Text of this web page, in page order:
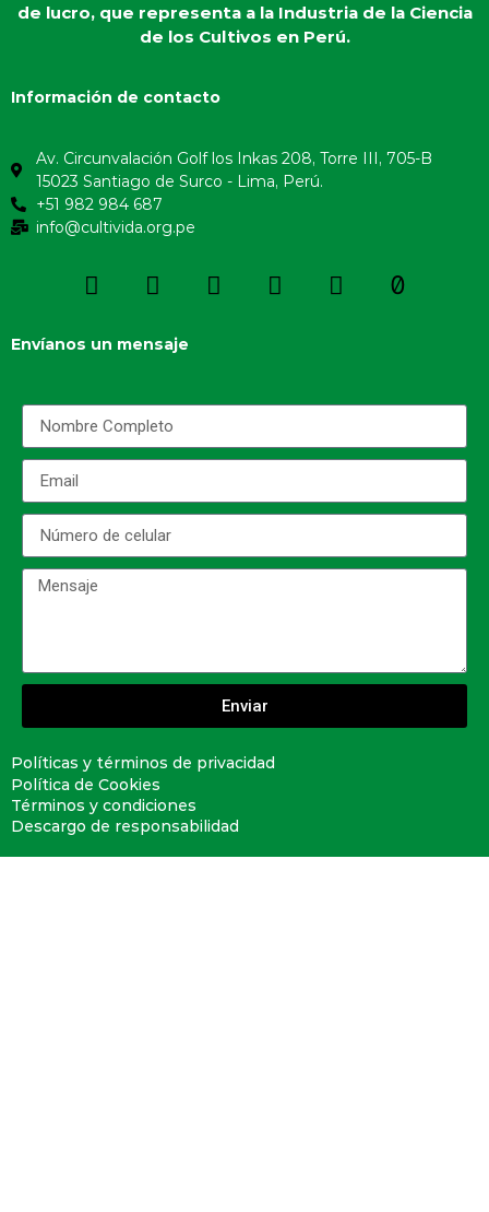
de lucro, que representa a la Industria de la Ciencia
de los Cultivos en Perú.
Información de contacto
Av. Circunvalación Golf los Inkas 208, Torre III, 705-B
15023 Santiago de Surco - Lima, Perú.
+51 982 984 687
info@cultivida.org.pe
Envíanos un mensaje
Enviar
Políticas y términos de privacidad
Política de Cookies
Términos y condiciones
Descargo de responsabilidad